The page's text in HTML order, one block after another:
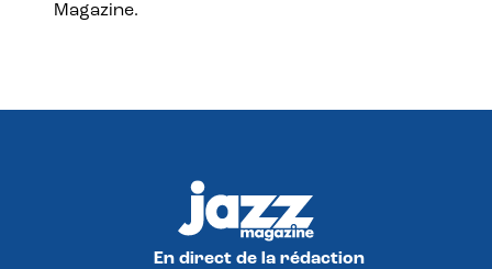
Magazine.
En direct de la rédaction